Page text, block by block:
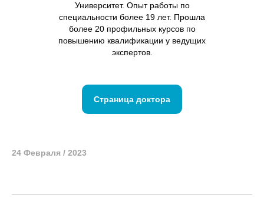
Университет. Опыт работы по
специальности более 19 лет. Прошла
более 20 профильных курсов по
повышению квалификации у ведущих
экспертов.
Страница доктора
24 Февраля / 2023